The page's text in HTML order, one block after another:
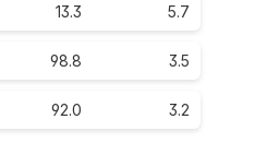
13.3 5.7
98.8 3.5
92.0 3.2